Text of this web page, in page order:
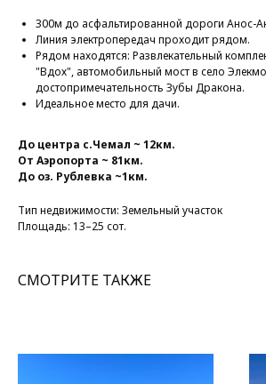
300м до асфальтированной дороги Анос-
Линия электропередач проходит рядом.
Рядом находятся: Развлекательный
"Вдох", автомобильный мост в село
достопримечательность Зубы Дракона.
Идеальное место для дачи.
До центра с.Чемал ~ 12км.
От Аэропорта ~ 81км.
До оз. Рублевка ~1км.
Тип недвижимости: Земельный участок
Площадь: 13–25 сот.
СМОТРИТЕ ТАКЖЕ